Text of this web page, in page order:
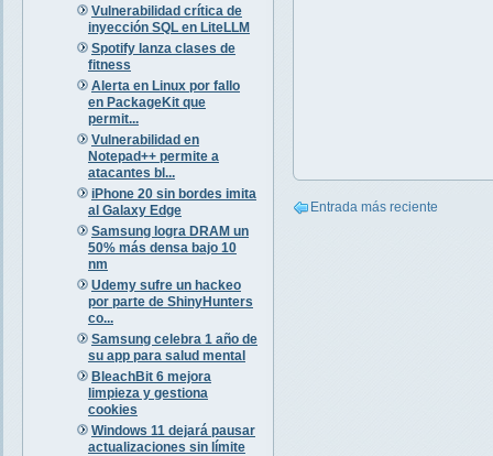
Vulnerabilidad crítica de
inyección SQL en LiteLLM
Spotify lanza clases de
fitness
Alerta en Linux por fallo
en PackageKit que
permit...
Vulnerabilidad en
Notepad++ permite a
atacantes bl...
iPhone 20 sin bordes imita
al Galaxy Edge
Samsung logra DRAM un
50% más densa bajo 10
nm
Udemy sufre un hackeo
por parte de ShinyHunters
co...
Samsung celebra 1 año de
su app para salud mental
BleachBit 6 mejora
limpieza y gestiona
cookies
Windows 11 dejará pausar
actualizaciones sin límite
Entrada más reciente